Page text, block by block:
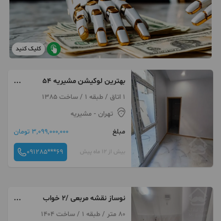
کلیک کنید
بهترین لوکیشن مشیریه ۵۴
متر+۱۰ متر1 اتاق / طبقه 1 / ساخت 1385
تهران - مشیریه
مبلغ
3,099,000,000 تومان
بیش از 12 ماه پیش 091285***69
نوساز نقشه مربعی /٢ خواب
متریال برند80 متر / طبقه 1 / ساخت 1404